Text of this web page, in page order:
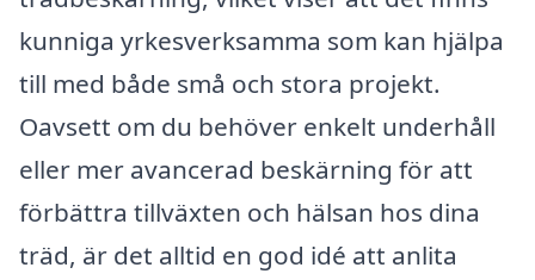
kunniga yrkesverksamma som kan hjälpa
till med både små och stora projekt.
Oavsett om du behöver enkelt underhåll
eller mer avancerad beskärning för att
förbättra tillväxten och hälsan hos dina
träd, är det alltid en god idé att anlita